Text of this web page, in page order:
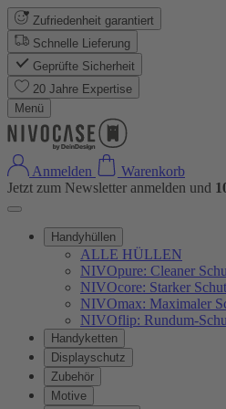
Zufriedenheit garantiert
Schnelle Lieferung
Geprüfte Sicherheit
20 Jahre Expertise
Menü
Anmelden
Warenkorb
Jetzt zum Newsletter anmelden und
Handyhüllen
ALLE HÜLLEN
NIVOpure: Cleaner
NIVOcore: Starker
NIVOmax: Maximaler
NIVOflip: Rundum-
Handyketten
Displayschutz
Zubehör
Motive